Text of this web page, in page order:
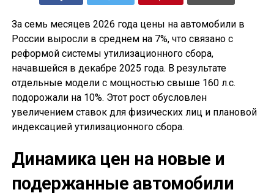
За семь месяцев 2026 года цены на автомобили в
России выросли в среднем на 7%, что связано с
реформой системы утилизационного сбора,
начавшейся в декабре 2025 года. В результате
отдельные модели с мощностью свыше 160 л.с.
подорожали на 10%. Этот рост обусловлен
увеличением ставок для физических лиц и плановой
индексацией утилизационного сбора.
Динамика цен на новые и
подержанные автомобили